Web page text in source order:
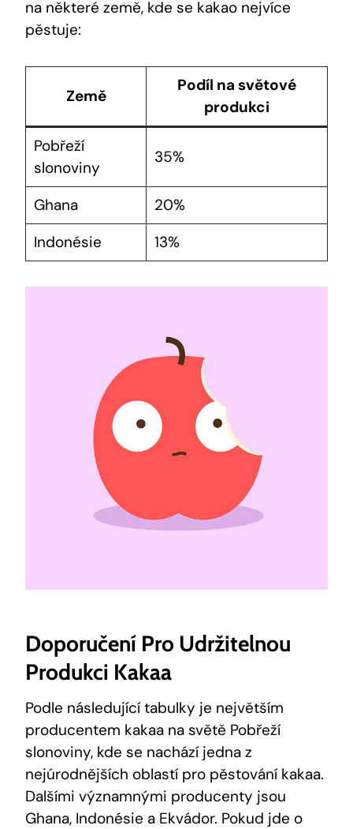
na některé země, kde se kakao nejvíce
pěstuje:
Země
Podíl na světové
produkci
Pobřeží
slonoviny
35%
Ghana
20%
Indonésie
13%
Doporučení Pro Udržitelnou
Produkci Kakaa
Podle následující tabulky je největším
producentem kakaa na světě Pobřeží
slonoviny, kde se nachází jedna z
nejúrodnějších oblastí pro pěstování kakaa.
Dalšími významnými producenty jsou
Ghana, Indonésie a Ekvádor. Pokud jde o